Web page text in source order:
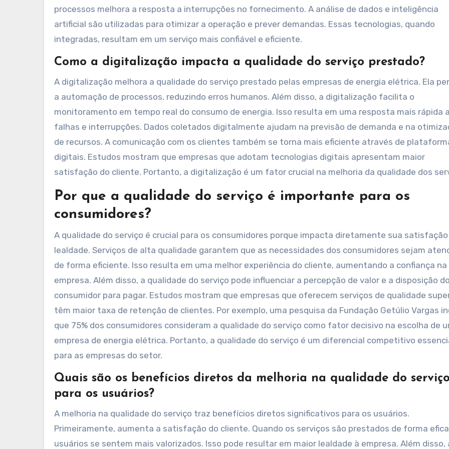
processos melhora a resposta a interrupções no fornecimento. A análise de dados e inteligência
artificial são utilizadas para otimizar a operação e prever demandas. Essas tecnologias, quando
integradas, resultam em um serviço mais confiável e eficiente.
Como a digitalização impacta a qualidade do serviço prestado?
A digitalização melhora a qualidade do serviço prestado pelas empresas de energia elétrica. Ela
a automação de processos, reduzindo erros humanos. Além disso, a digitalização facilita o
monitoramento em tempo real do consumo de energia. Isso resulta em uma resposta mais rápida a
falhas e interrupções. Dados coletados digitalmente ajudam na previsão de demanda e na
de recursos. A comunicação com os clientes também se torna mais eficiente através de
digitais. Estudos mostram que empresas que adotam tecnologias digitais apresentam maior
satisfação do cliente. Portanto, a digitalização é um fator crucial na melhoria da qualidade dos
Por que a qualidade do serviço é importante para os
consumidores?
A qualidade do serviço é crucial para os consumidores porque impacta diretamente sua satisfação
lealdade. Serviços de alta qualidade garantem que as necessidades dos consumidores sejam
de forma eficiente. Isso resulta em uma melhor experiência do cliente, aumentando a confiança na
empresa. Além disso, a qualidade do serviço pode influenciar a percepção de valor e a disposição do
consumidor para pagar. Estudos mostram que empresas que oferecem serviços de qualidade
têm maior taxa de retenção de clientes. Por exemplo, uma pesquisa da Fundação Getúlio Vargas
que 75% dos consumidores consideram a qualidade do serviço como fator decisivo na escolha de
empresa de energia elétrica. Portanto, a qualidade do serviço é um diferencial competitivo
para as empresas do setor.
Quais são os benefícios diretos da melhoria na qualidade do serviço
para os usuários?
A melhoria na qualidade do serviço traz benefícios diretos significativos para os usuários.
Primeiramente, aumenta a satisfação do cliente. Quando os serviços são prestados de forma
usuários se sentem mais valorizados. Isso pode resultar em maior lealdade à empresa. Além disso,